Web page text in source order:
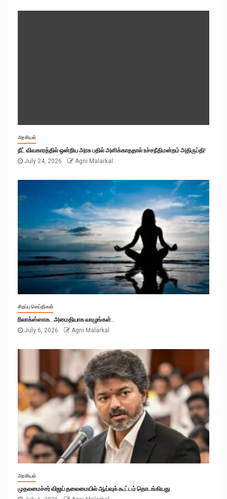
அரசியல்
நீட் விவகாரத்தில் ஒன்றிய அரசு பதில் அளிக்காததால் உச்சநீதிமன்றம் அதிருப்தி!
July 24, 2026
Agni Malarkal
சிறப்பு செய்திகள்
ரிலாக்ஸ்ஸாக.. அமைதியாக வாழுங்கள்..
July 6, 2026
Agni Malarkal
அரசியல்
முதலமைச்சர் விஜய் தலைமையில் ஆய்வுக் கூட்டம் தொடங்கியது